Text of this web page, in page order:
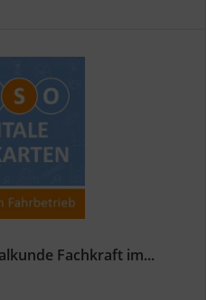
Fachkraft im...